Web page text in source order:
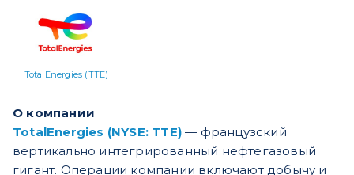
TotalEnergies (TTE)
О компании
TotalEnergies (NYSE: TTE) — французский
вертикально интегрированный нефтегазовый
гигант. Операции компании включают добычу и